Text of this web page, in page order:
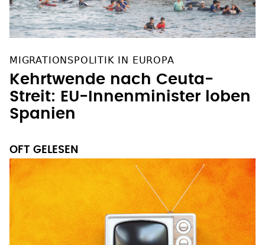
MIGRATIONSPOLITIK IN EUROPA
Kehrtwende nach Ceuta-
Streit: EU-Innenminister loben
Spanien
OFT GELESEN